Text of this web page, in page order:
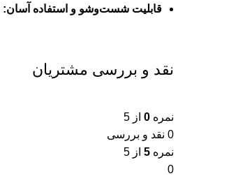
قابلیت شست‌وشو و استفاده آسان:
نقد و بررسی مشتریان
نمره 0 از 5
0 نقد و بررسی
نمره 5 از 5
0